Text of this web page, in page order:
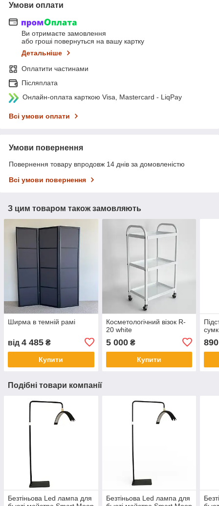
Умови оплати
Ви отримаєте замовлення
або гроші повернуться на вашу картку
Детальніше
Оплатити частинами
Післяплата
Онлайн-оплата карткою Visa, Mastercard - LiqPay
Всі умови оплати
Умови повернення
Повернення товару впродовж 14 днів за домовленістю
Всі умови повернення
З цим товаром також замовляють
Ширма в темній рамі
від 4 485 ₴
Купити
Косметологічний візок R-
20 white
5 000₴
Купити
890
Подібні товари компанії
Безтіньова Led лампа для
Безтіньова Led лампа для